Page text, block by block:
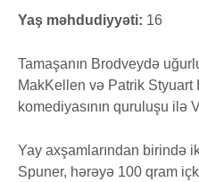
Yaş məhdudiyyəti: 16
Tamaşanın Brodveydə
MakKellen və Patrik
komediyasının quruluşu ilə
Yay axşamlarından birində
Spuner, hərəyə 100 qram